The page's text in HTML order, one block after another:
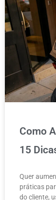
Como
15
Quer
práticas
do cliente,